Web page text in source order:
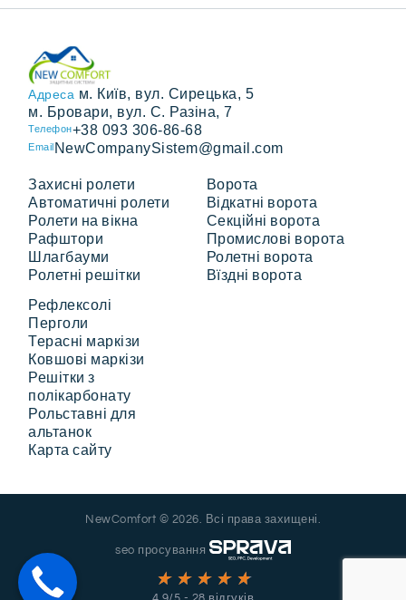
Адреса м. Київ, вул. Сирецька, 5
м. Бровари, вул. С. Разіна, 7
Телефон+38 093 306-86-68
Email NewCompanySistem@gmail.com
Захисні ролети
Автоматичні ролети
Ролети на вікна
Рафштори
Шлагбауми
Ролетні решітки
Ворота
Відкатні ворота
Секційні ворота
Промислові ворота
Ролетні ворота
Вїздні ворота
Рефлексолі
Перголи
Терасні маркізи
Ковшові маркізи
Решітки з
полікарбонату
Рольставні для
альтанок
Карта сайту
NewComfort © 2026. Всі права захищені.
seo просування